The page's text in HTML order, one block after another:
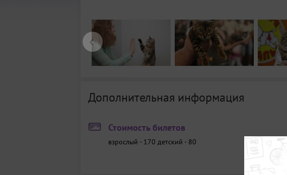
Дополнительная информация
Стоимость билетов
взрослый - 170 детский - 80